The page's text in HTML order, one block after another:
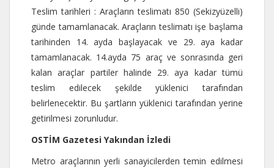
Teslim tarihleri : Araçların teslimatı 850 (Sekizyüzelli)
günde tamamlanacak. Araçların teslimatı işe başlama
tarihinden 14. ayda başlayacak ve 29. aya kadar
tamamlanacak. 14.ayda 75 araç ve sonrasında geri
kalan araçlar partiler halinde 29. aya kadar tümü
teslim edilecek şekilde yüklenici tarafından
belirlenecektir. Bu şartların yüklenici tarafından yerine
getirilmesi zorunludur.
OSTİM Gazetesi Yakından İzledi
Metro araçlarının yerli sanayicilerden temin edilmesi